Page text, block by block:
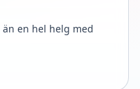
än en hel helg med